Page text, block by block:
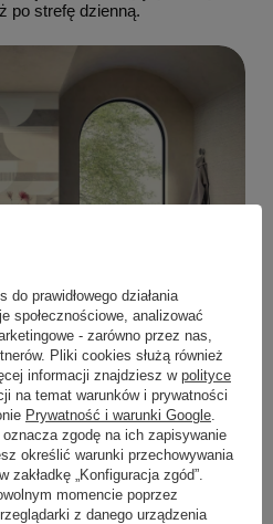
po strefę dzienną.
prawidłowego działania
społecznościowe, analizować
- zarówno przez nas,
Pliki cookies służą również
informacji znajdziesz w polityce
na temat warunków i prywatności
Prywatność i warunki Google
zgodę na ich zapisywanie
określić warunki przechowywania
„Konfiguracja zgód”.
momencie poprzez
z danego urządzenia